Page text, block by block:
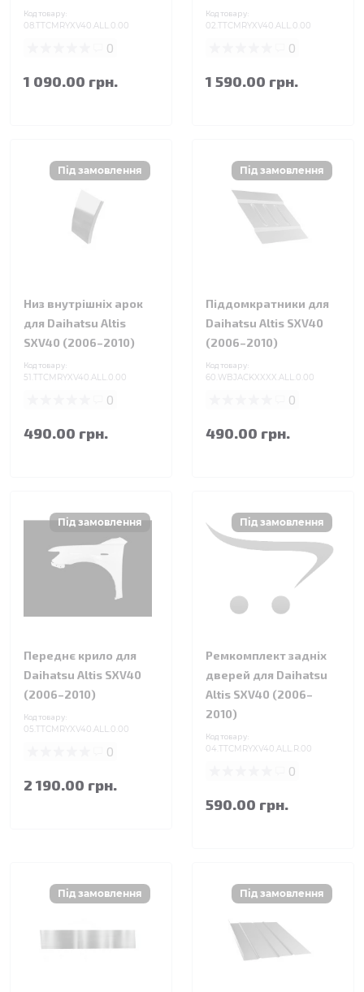
Код товару:
08.TTCMRYXV40.ALL.0.00
0
1 090.00 грн.
Код товару:
02.TTCMRYXV40.ALL.0.00
0
1 590.00 грн.
Низ внутрішніх арок
для Daihatsu Altis
SXV40 (2006–2010)
Код товару:
51.TTCMRYXV40.ALL.0.00
0
490.00 грн.
Піддомкратники для
Daihatsu Altis SXV40
(2006–2010)
Код товару:
60.WBJACKXXXX.ALL.0.00
0
490.00 грн.
Переднє крило для
Daihatsu Altis SXV40
(2006–2010)
Код товару:
05.TTCMRYXV40.ALL.0.00
0
2 190.00 грн.
Ремкомплект задніх
дверей для Daihatsu
Altis SXV40 (2006–
2010)
Код товару:
04.TTCMRYXV40.ALL.R.00
0
590.00 грн.